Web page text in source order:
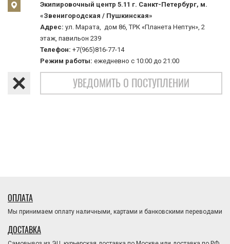
Экипировочный центр 5.11 г. Санкт-Петербург, м.
«Звенигородская / Пушкинская»
Адрес: ул. Марата, дом 86, ТРК «Планета Нептун», 2
этаж, павильон 239
Телефон: +7(965)816-77-14
Режим работы: ежедневно с 10:00 до 21:00
УВЕДОМИТЬ О ПОСТУПЛЕНИИ
ОПЛАТА
Мы принимаем оплату наличными, картами и банковскими переводами
ДОСТАВКА